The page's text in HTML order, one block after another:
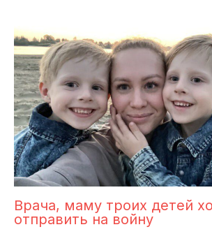
Врача, маму троих детей
отправить на войну